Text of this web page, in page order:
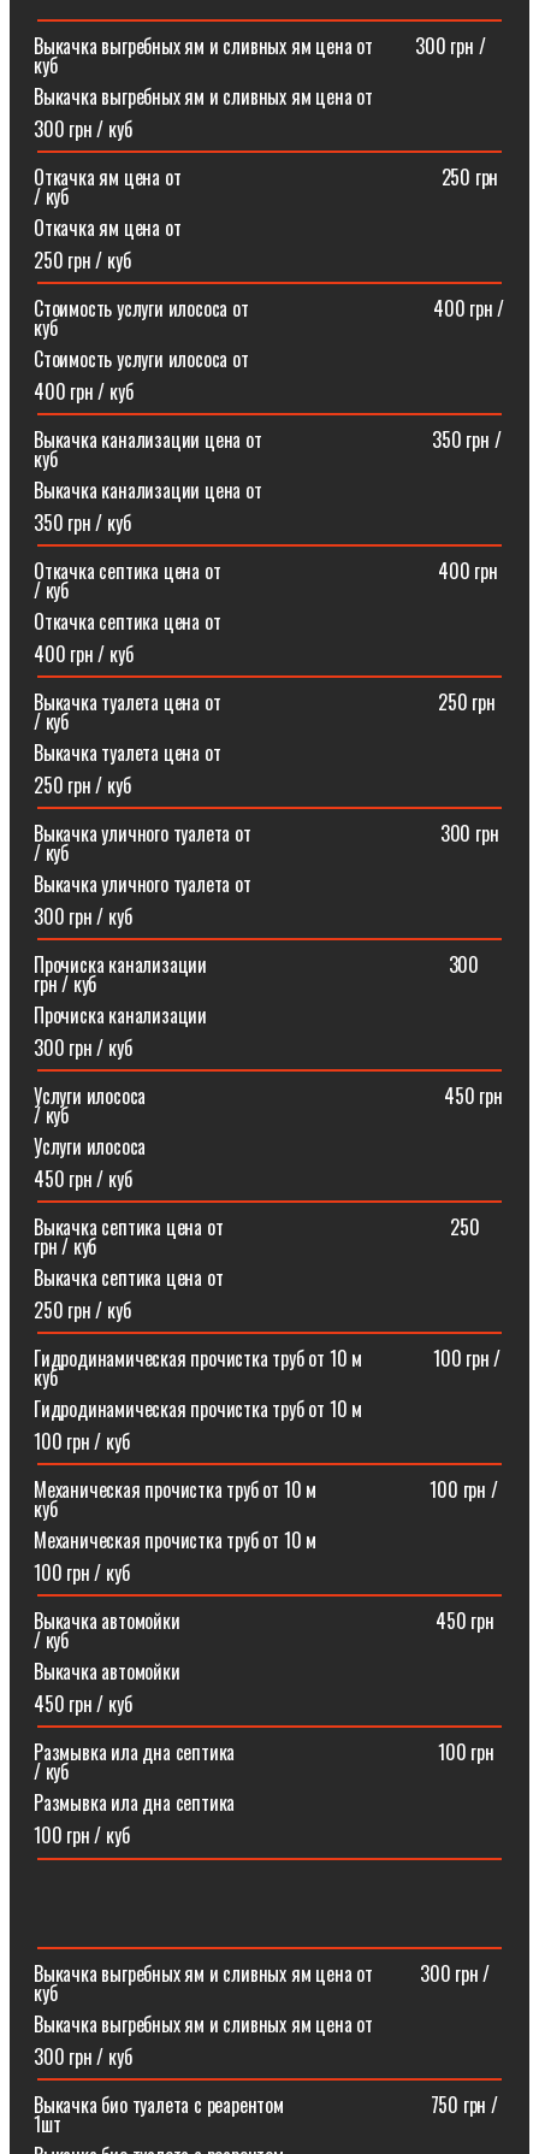
Выкачка выгребных ям и сливных ям цена от⠀⠀⠀300 грн /
куб
Выкачка выгребных ям и сливных ям цена от
300 грн / куб
Откачка ям цена от ⠀⠀⠀⠀⠀⠀⠀⠀⠀⠀⠀⠀⠀⠀⠀⠀⠀⠀250 грн
/ куб
Откачка ям цена от
250 грн / куб
Стоимость услуги илососа от⠀⠀⠀⠀⠀⠀⠀⠀⠀⠀⠀⠀⠀400 грн /
куб
Стоимость услуги илососа от
400 грн / куб
Выкачка канализации цена от⠀⠀⠀⠀⠀⠀⠀⠀⠀⠀⠀⠀350 грн /
куб
Выкачка канализации цена от
350 грн / куб
Откачка септика цена от ⠀⠀⠀⠀⠀⠀⠀⠀⠀⠀⠀⠀⠀⠀⠀400 грн
/ куб
Откачка септика цена от
400 грн / куб
Выкачка туалета цена от ⠀⠀⠀⠀⠀⠀⠀⠀⠀⠀⠀⠀⠀⠀⠀250 грн
/ куб
Выкачка туалета цена от
250 грн / куб
Выкачка уличного туалета от ⠀⠀⠀⠀⠀⠀⠀⠀⠀⠀⠀⠀⠀300 грн
/ куб
Выкачка уличного туалета от
300 грн / куб
Прочиска канализации⠀⠀⠀⠀⠀⠀⠀⠀⠀⠀⠀⠀⠀⠀⠀⠀⠀300
грн / куб
Прочиска канализации
300 грн / куб
Услуги илососа⠀⠀⠀⠀⠀⠀⠀⠀⠀⠀⠀⠀⠀⠀⠀⠀⠀⠀⠀⠀⠀450 грн
/ куб
Услуги илососа
450 грн / куб
Выкачка септика цена от⠀⠀⠀⠀⠀⠀⠀⠀⠀⠀⠀⠀⠀⠀⠀⠀250
грн / куб
Выкачка септика цена от
250 грн / куб
Гидродинамическая прочистка труб от 10 м⠀⠀⠀⠀⠀100 грн /
куб
Гидродинамическая прочистка труб от 10 м
100 грн / куб
Механическая прочистка труб от 10 м⠀⠀⠀⠀⠀⠀⠀⠀100 грн /
куб
Механическая прочистка труб от 10 м
100 грн / куб
Выкачка автомойки⠀⠀⠀⠀⠀⠀⠀⠀⠀⠀⠀⠀⠀⠀⠀⠀⠀⠀450 грн
/ куб
Выкачка автомойки
450 грн / куб
Размывка ила дна септика ⠀⠀⠀⠀⠀⠀⠀⠀⠀⠀⠀⠀⠀⠀100 грн
/ куб
Размывка ила дна септика
100 грн / куб
Выкачка выгребных ям и сливных ям цена от ⠀⠀⠀300 грн /
куб
Выкачка выгребных ям и сливных ям цена от
300 грн / куб
Выкачка био туалета с реарентом ⠀⠀⠀⠀⠀⠀⠀⠀⠀⠀750 грн /
1шт